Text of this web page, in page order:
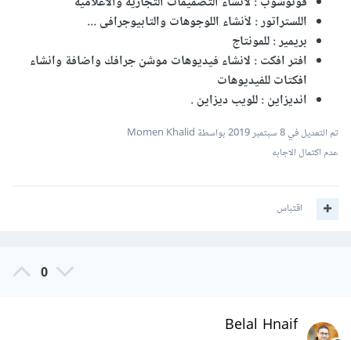
اللستراتور : لاْنشاء اللوجوهات والتابيوجرافى ...
بريمير : للمونتاج
افتر افكت : لانشاء فيديوهات موشن جرافك واضافة وانشاء
افكتات للفيديوهات
انديزاين : للويب ديزاين .
تم التعديل في8 سبتمبر 2019
بواسطة Momen Khalid
عدم اكتمال الاجابه
اقتباس
0
Belal Hnaif